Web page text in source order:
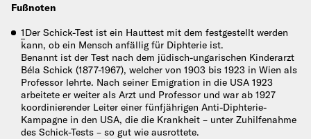
Fußnoten
1Der Schick-Test ist ein Hauttest mit dem festgestellt werden
kann, ob ein Mensch anfällig für Diphterie ist.
Benannt ist der Test nach dem jüdisch-ungarischen Kinderarzt
Béla Schick (1877-1967), welcher von 1903 bis 1923 in Wien als
Professor lehrte. Nach seiner Emigration in die USA 1923
arbeitete er weiter als Arzt und Professor und war ab 1927
koordinierender Leiter einer fünfjährigen Anti-Diphterie-
Kampagne in den USA, die die Krankheit – unter Zuhilfenahme
des Schick-Tests – so gut wie ausrottete.